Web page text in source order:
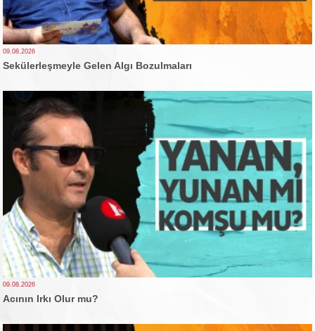
09.08.2026
Sekülerleşmeyle Gelen Algı Bozulmaları
09.08.2026
Acının Irkı Olur mu?